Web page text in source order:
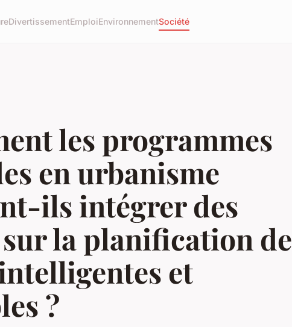
DivertissementEmploiEnvironnementSociété
les programmes
en urbanisme
ils intégrer des
la planification de
et
?